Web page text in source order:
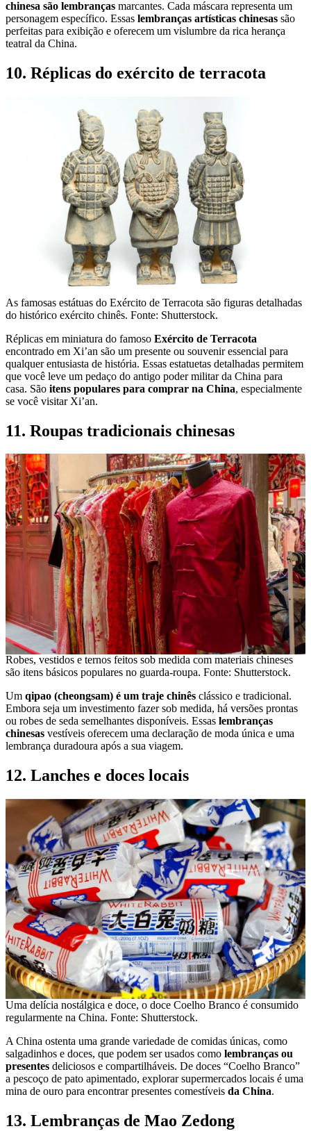
chinesa são lembranças marcantes. Cada máscara representa um
personagem específico. Essas lembranças artísticas chinesas são
perfeitas para exibição e oferecem um vislumbre da rica herança
teatral da China.
10. Réplicas do exército de terracota
As famosas estátuas do Exército de Terracota são figuras detalhadas
do histórico exército chinês. Fonte: Shutterstock.
Réplicas em miniatura do famoso Exército de Terracota
encontrado em Xi’an são um presente ou souvenir essencial para
qualquer entusiasta de história. Essas estatuetas detalhadas permitem
que você leve um pedaço do antigo poder militar da China para
casa. São itens populares para comprar na China, especialmente
se você visitar Xi’an.
11. Roupas tradicionais chinesas
Robes, vestidos e ternos feitos sob medida com materiais chineses
são itens básicos populares no guarda-roupa. Fonte: Shutterstock.
Um qipao (cheongsam) é um traje chinês clássico e tradicional.
Embora seja um investimento fazer sob medida, há versões prontas
ou robes de seda semelhantes disponíveis. Essas lembranças
chinesas vestíveis oferecem uma declaração de moda única e uma
lembrança duradoura após a sua viagem.
12. Lanches e doces locais
Uma delícia nostálgica e doce, o doce Coelho Branco é consumido
regularmente na China. Fonte: Shutterstock.
A China ostenta uma grande variedade de comidas únicas, como
salgadinhos e doces, que podem ser usados ​​como lembranças ou
presentes deliciosos e compartilháveis. De doces “Coelho Branco”
a pescoço de pato apimentado, explorar supermercados locais é uma
mina de ouro para encontrar presentes comestíveis da China.
13. Lembranças de Mao Zedong